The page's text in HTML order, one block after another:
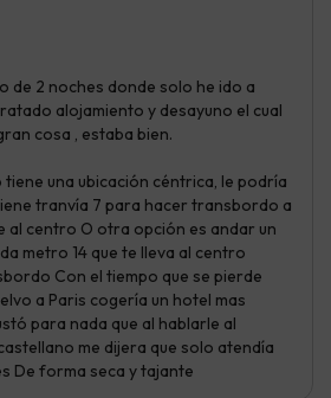
de 2 noches donde solo he ido a
alojamiento y desayuno el cual
cosa , estaba bien.
tiene una ubicación céntrica, le podría
tranvía 7 para hacer transbordo a
al centro O otra opción es andar un
metro 14 que te lleva al centro
Con el tiempo que se pierde
a Paris cogería un hotel mas
para nada que al hablarle al
me dijera que solo atendía
De forma seca y tajante